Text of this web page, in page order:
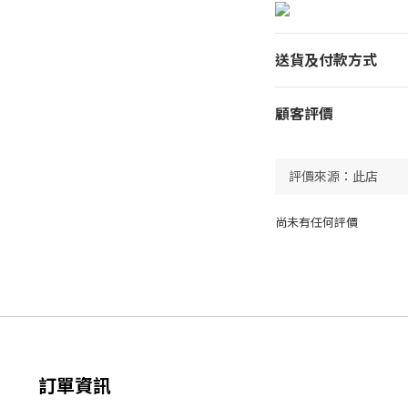
送貨及付款方式
顧客評價
尚未有任何評價
訂單資訊